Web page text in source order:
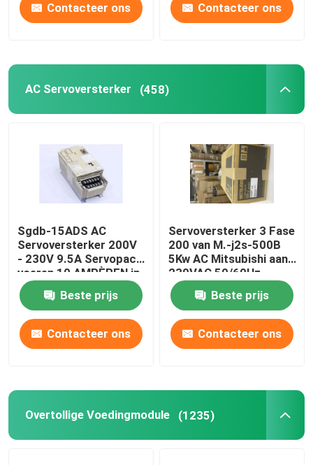
Contacteer ons Contacteer ons
AC Servoversterker (458)
Sgdb-15ADS AC
Servoversterker 200V
- 230V 9.5A Servopack
voeren 10 AMPÈREN in
Beste prijs
Contacteer ons
Servoversterker 3 Fase
200 van M.-j2s-500B
5Kw AC Mitsubishi aan
230VAC 50/60Hz
Beste prijs
Contacteer ons
Overtollige Voedingmodule (1235)